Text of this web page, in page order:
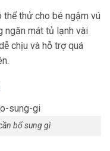
thể thử cho bé ngậm vú
ngăn mát tủ lạnh vài
chịu và hỗ trợ quá
bổ sung gì